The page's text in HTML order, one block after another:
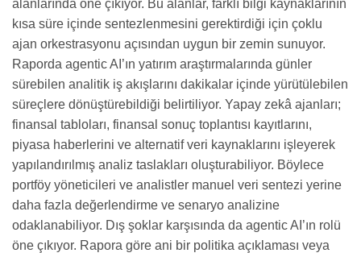
alanlarında öne çıkıyor. Bu alanlar, farklı bilgi kaynaklarının
kısa süre içinde sentezlenmesini gerektirdiği için çoklu
ajan orkestrasyonu açısından uygun bir zemin sunuyor.
Raporda agentic AI’ın yatırım araştırmalarında günler
sürebilen analitik iş akışlarını dakikalar içinde yürütülebilen
süreçlere dönüştürebildiği belirtiliyor. Yapay zekâ ajanları;
finansal tabloları, finansal sonuç toplantısı kayıtlarını,
piyasa haberlerini ve alternatif veri kaynaklarını işleyerek
yapılandırılmış analiz taslakları oluşturabiliyor. Böylece
portföy yöneticileri ve analistler manuel veri sentezi yerine
daha fazla değerlendirme ve senaryo analizine
odaklanabiliyor. Dış şoklar karşısında da agentic AI’ın rolü
öne çıkıyor. Rapora göre ani bir politika açıklaması veya